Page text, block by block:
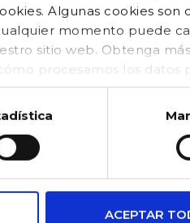
Algunas cookies son
momento puede
sitio web. Obtenga más
procesamos los datos
ACEPTAR
Acepto
MI CUENTA
Mis datos